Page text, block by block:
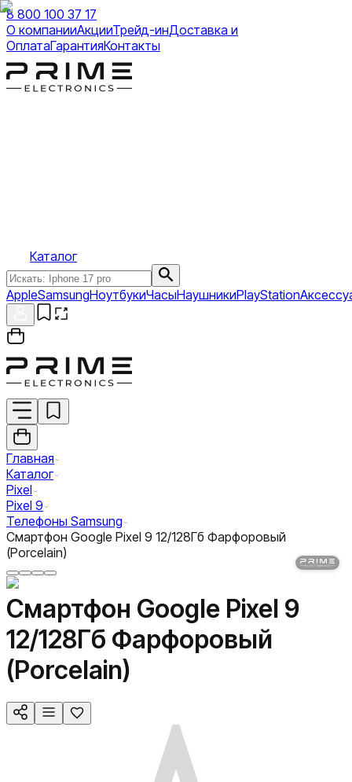
8 800 100 37 17
О компанииАкцииТрейд-инДоставка и
ОплатаГарантияКонтакты
Каталог
AppleSamsungНоутбукиЧасыНаушникиPlayStation
Главная
Каталог
Pixel
Pixel 9
Телефоны Samsung
Смартфон Google Pixel 9 12/128Гб Фарфоровый
(Porcelain)
Смартфон Google Pixel 9
12/128Гб Фарфоровый
(Porcelain)